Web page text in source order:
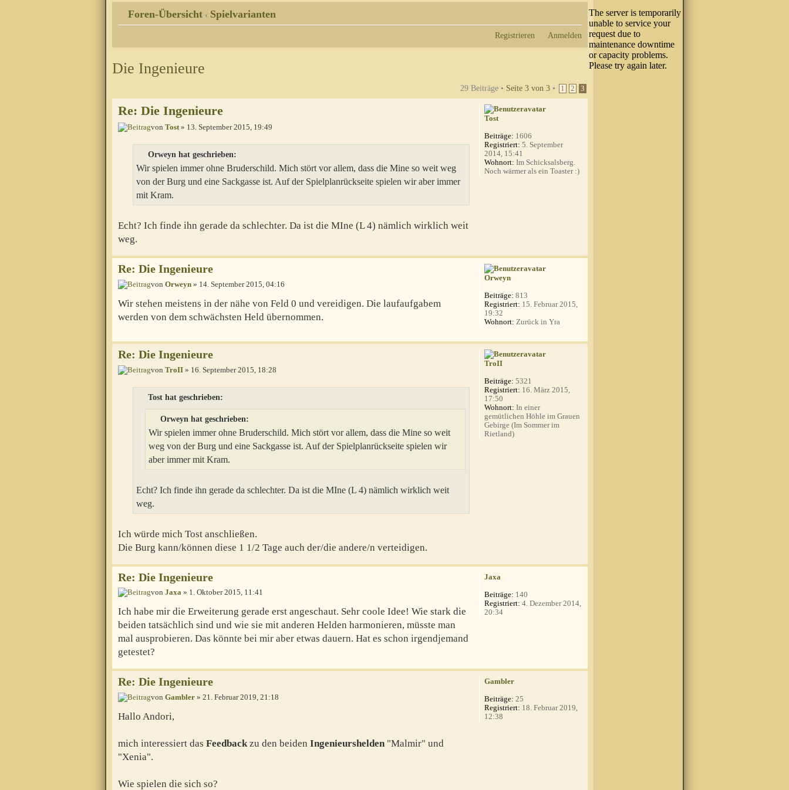
Foren-Übersicht ‹ Spielvarianten
Registrieren Anmelden
Die Ingenieure
29 Beiträge • Seite 3 von 3 • 1 2 3
Re: Die Ingenieure
von Tost» 13. September 2015, 19:49
Orweyn hat geschrieben:
Wir spielen immer ohne Bruderschild. Mich stört vor allem, dass die Mine so weit weg
von der Burg und eine Sackgasse ist. Auf der Spielplanrückseite spielen wir aber immer
mit Kram.
Echt? Ich finde ihn gerade da schlechter. Da ist die MIne (L 4) nämlich wirklich weit
weg.
Tost
Beiträge: 1606
Registriert: 5. September
2014, 15:41
Wohnort: Im Schicksalsberg.
Noch wärmer als ein Toaster :)
Re: Die Ingenieure
von Orweyn » 14. September 2015, 04:16
Wir stehen meistens in der nähe von Feld 0 und vereidigen. Die laufaufgabem
werden von dem schwächsten Held übernommen.
Orweyn
Beiträge: 813
Registriert: 15. Februar 2015,
19:32
Wohnort: Zurück in Yra
Re: Die Ingenieure
von TroII » 16. September 2015, 18:28
Tost hat geschrieben:
Orweyn hat geschrieben:
Wir spielen immer ohne Bruderschild. Mich stört vor allem, dass die Mine so weit
weg von der Burg und eine Sackgasse ist. Auf der Spielplanrückseite spielen wir
aber immer mit Kram.
Echt? Ich finde ihn gerade da schlechter. Da ist die MIne (L 4) nämlich wirklich weit
weg.
Ich würde mich Tost anschließen.
Die Burg kann/können diese 1 1/2 Tage auch der/die andere/n verteidigen.
TroII
Beiträge: 5321
Registriert: 16. März 2015,
17:50
Wohnort: In einer
gemütlichen Höhle im Grauen
Gebirge (Im Sommer im
Rietland)
Re: Die Ingenieure
von Jaxa » 1. Oktober 2015, 11:41
Ich habe mir die Erweiterung gerade erst angeschaut. Sehr coole Idee! Wie stark die
beiden tatsächlich sind und wie sie mit anderen Helden harmonieren, müsste man
mal ausprobieren. Das könnte bei mir aber etwas dauern. Hat es schon irgendjemand
getestet?
Jaxa
Beiträge: 140
Registriert: 4. Dezember 2014,
20:34
Re: Die Ingenieure
von Gambler » 21. Februar 2019, 21:18
Hallo Andori,
mich interessiert das Feedbackzu den beiden Ingenieurshelden"Malmir" und
"Xenia".
Wie spielen die sich so?
Gambler
Beiträge: 25
Registriert: 18. Februar 2019,
12:38